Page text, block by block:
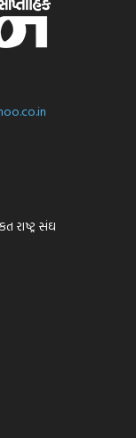
રાષ્ટ્ર સંઘ